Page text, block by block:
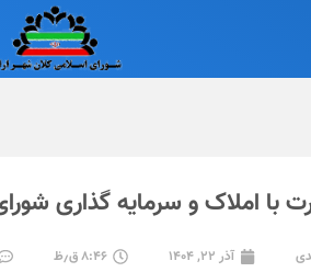
املاک و سرمایه گذاری
آذر ۲۲, ۱۴۰۴ ۸:۴۶ ق٫ظ